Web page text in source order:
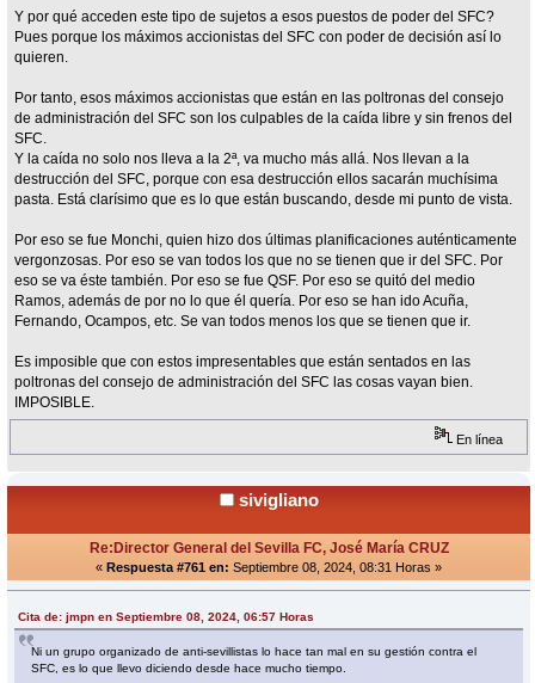
Y por qué acceden este tipo de sujetos a esos puestos de poder del SFC?
Pues porque los máximos accionistas del SFC con poder de decisión así lo
quieren.
Por tanto, esos máximos accionistas que están en las poltronas del consejo
de administración del SFC son los culpables de la caída libre y sin frenos del
SFC.
Y la caída no solo nos lleva a la 2ª, va mucho más allá. Nos llevan a la
destrucción del SFC, porque con esa destrucción ellos sacarán muchísima
pasta. Está clarísimo que es lo que están buscando, desde mi punto de vista.
Por eso se fue Monchi, quien hizo dos últimas planificaciones auténticamente
vergonzosas. Por eso se van todos los que no se tienen que ir del SFC. Por
eso se va éste también. Por eso se fue QSF. Por eso se quitó del medio
Ramos, además de por no lo que él quería. Por eso se han ido Acuña,
Fernando, Ocampos, etc. Se van todos menos los que se tienen que ir.
Es imposible que con estos impresentables que están sentados en las
poltronas del consejo de administración del SFC las cosas vayan bien.
IMPOSIBLE.
En línea
sivigliano
Re:Director General del Sevilla FC, José María CRUZ
« Respuesta #761 en: Septiembre 08, 2024, 08:31 Horas »
Cita de: jmpn en Septiembre 08, 2024, 06:57 Horas
Ni un grupo organizado de anti-sevillistas lo hace tan mal en su gestión contra el
SFC, es lo que llevo diciendo desde hace mucho tiempo.